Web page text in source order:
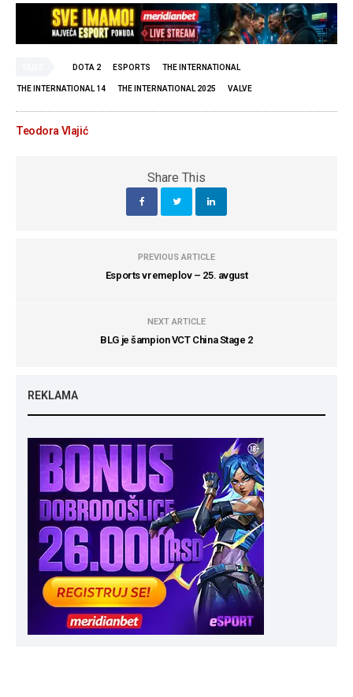
DOTA 2 ESPORTS THE INTERNATIONAL
THE INTERNATIONAL 14 THE INTERNATIONAL 2025 VALVE
Teodora Vlajić
Share This
PREVIOUS ARTICLE
Esports vremeplov – 25. avgust
NEXT ARTICLE
BLG je šampion VCT China Stage 2
REKLAMA